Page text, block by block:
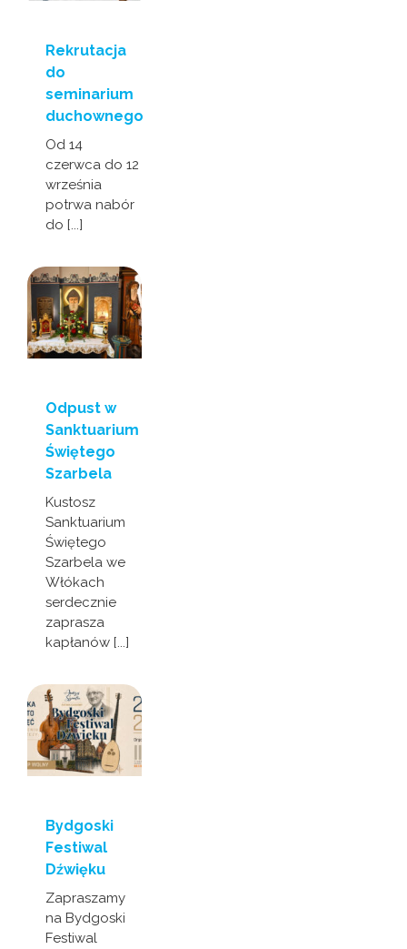
Rekrutacja
do
seminarium
duchownego
Od 14
czerwca do 12
września
potrwa nabór
do [...]
Odpust w
Sanktuarium
Świętego
Szarbela
Kustosz
Sanktuarium
Świętego
Szarbela we
Włókach
serdecznie
zaprasza
kapłanów [...]
Bydgoski
Festiwal
Dźwięku
Zapraszamy
na Bydgoski
Festiwal